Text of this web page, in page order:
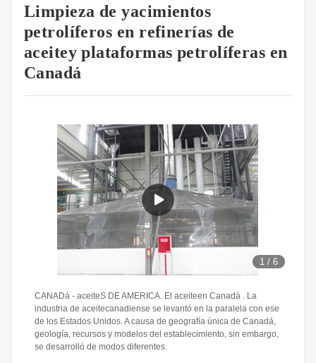
Limpieza de yacimientos
petrolíferos en refinerías de
aceitey plataformas petrolíferas en
Canadá
1 /6
CANADá - aceiteS DE AMERICA. El aceiteen Canadá . La
industria de aceitecanadiense se levantó en la paralela con ese
de los Estados Unidos. A causa de geografía única de Canadá,
geología, recursos y modelos del establecimiento, sin embargo,
se desarrolló de modos diferentes.